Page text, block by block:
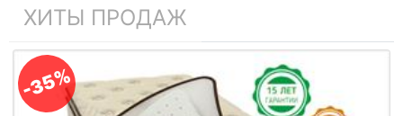
ХИТЫ ПРОДАЖ
-35%